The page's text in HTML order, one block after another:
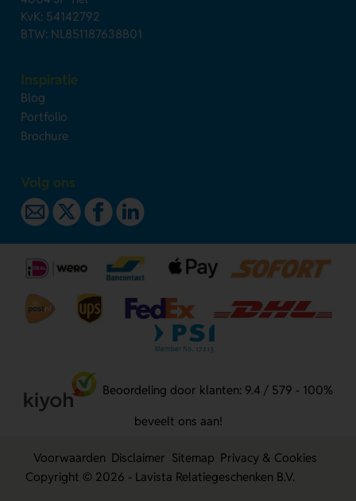
KvK: 54142792
BTW: NL851187638B01
Inspiratie
Blog
Portfolio
Brochure
Volg ons
Beoordeling door klanten: 9.4 / 579 - 100%
beveelt ons aan!
Voorwaarden Disclaimer Sitemap Privacy & Cookies
Copyright © 2026 - Lavista Relatiegeschenken B.V.